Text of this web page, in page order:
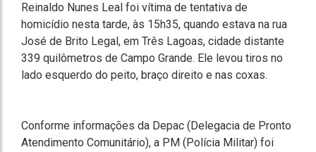
Reinaldo Nunes Leal foi vítima de tentativa de
homicídio nesta tarde, às 15h35, quando estava na rua
José de Brito Legal, em Três Lagoas, cidade distante
339 quilômetros de Campo Grande. Ele levou tiros no
lado esquerdo do peito, braço direito e nas coxas.
Conforme informações da Depac (Delegacia de Pronto
Atendimento Comunitário), a PM (Polícia Militar) foi